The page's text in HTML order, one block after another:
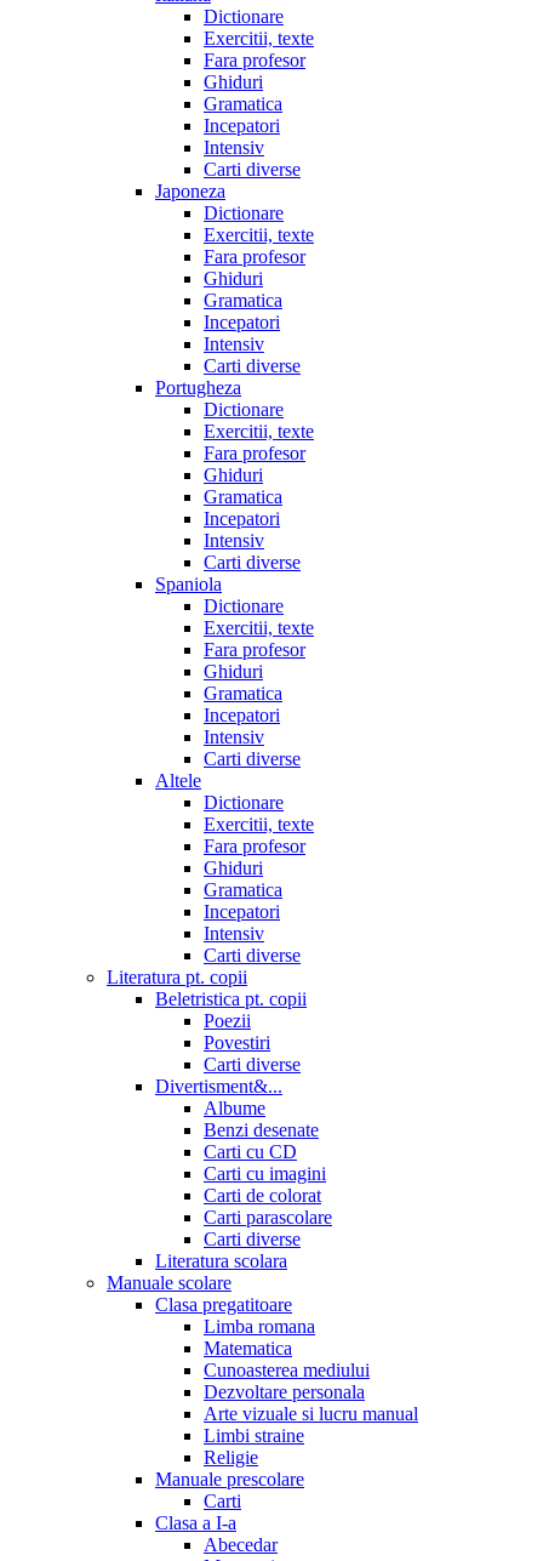
Dictionare
Exercitii, texte
Fara profesor
Ghiduri
Gramatica
Incepatori
Intensiv
Carti diverse
Japoneza
Dictionare
Exercitii, texte
Fara profesor
Ghiduri
Gramatica
Incepatori
Intensiv
Carti diverse
Portugheza
Dictionare
Exercitii, texte
Fara profesor
Ghiduri
Gramatica
Incepatori
Intensiv
Carti diverse
Spaniola
Dictionare
Exercitii, texte
Fara profesor
Ghiduri
Gramatica
Incepatori
Intensiv
Carti diverse
Altele
Dictionare
Exercitii, texte
Fara profesor
Ghiduri
Gramatica
Incepatori
Intensiv
Carti diverse
Literatura pt. copii
Beletristica pt. copii
Poezii
Povestiri
Carti diverse
Divertisment&...
Albume
Benzi desenate
Carti cu CD
Carti cu imagini
Carti de colorat
Carti parascolare
Carti diverse
Literatura scolara
Manuale scolare
Clasa pregatitoare
Limba romana
Matematica
Cunoasterea mediului
Dezvoltare personala
Arte vizuale si lucru manual
Limbi straine
Religie
Manuale prescolare
Carti
Clasa a I-a
Abecedar